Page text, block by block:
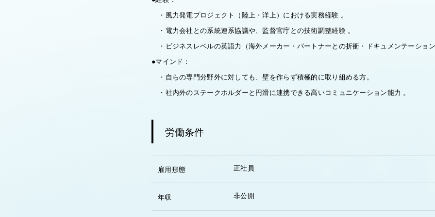
・風力発電プロジェクト（陸上・洋上）における実務経験 。
・電力会社との系統連系協議や、監督官庁との技術調整経験 。
・ビジネスレベルの英語力（海外メーカー・パートナーとの折衝・ドキュメンテーショ
●マインド：
・自らの専門分野外に対しても、壁を作らず積極的に取り組める方。
・社内外のステークホルダーと円滑に連携できる高いコミュニケーション能力 。
労働条件
雇用形態 正社員
年収 非公開